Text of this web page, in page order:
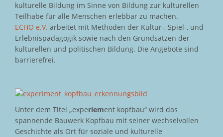
kulturelle Bildung im Sinne von Bildung zur kulturellen
Teilhabe für alle Menschen erlebbar zu machen.
ECHO e.V. arbeitet mit Methoden der Kultur-, Spiel-, und
Erlebnispädagogik sowie nach den Grundsätzen der
kulturellen und politischen Bildung. Die Angebote sind
barrierefrei.
Unter dem Titel „experiement kopfbau“ wird das
spannende Bauwerk Kopfbau mit seiner wechselvollen
Geschichte als Ort für soziale und kulturelle